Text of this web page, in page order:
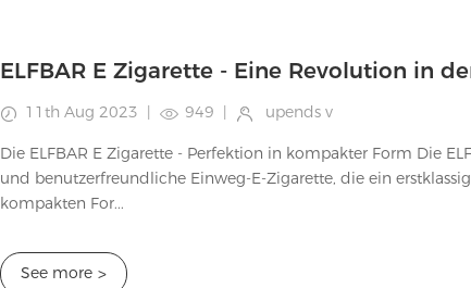
ELFBAR E Zigarette - Eine Revolution in
11th Aug 2023 949 upends v
Die ELFBAR E Zigarette - Perfektion in kompakter Form Die ELFBAR E Zigarette ist eine innovative
und benutzerfreundliche Einweg-E-Zigarette, die ein
kompakten For...
See more >